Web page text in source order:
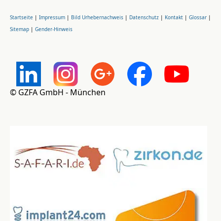
Startseite | Impressum | Bild Urhebernachweis | Datenschutz | Kontakt | Glossar |
Sitemap | Gender-Hinweis
© GZFA GmbH - München